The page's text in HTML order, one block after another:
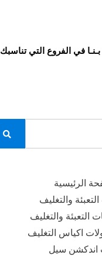
في الفروع التي تناسبك
الرئيسية
والتغليف
التعبئة والتغليف
اكياس التغليف
اندكشن سيل